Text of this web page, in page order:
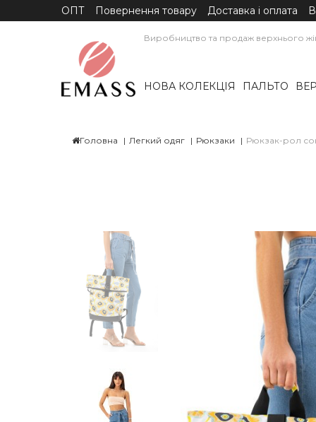
ОПТ Повернення товару Доставка і оплата
Виробництво та продаж верхнього
НОВА КОЛЕКЦІЯ ПАЛЬТО
Головна Легкий одяг Рюкзаки Рюкзак-рол